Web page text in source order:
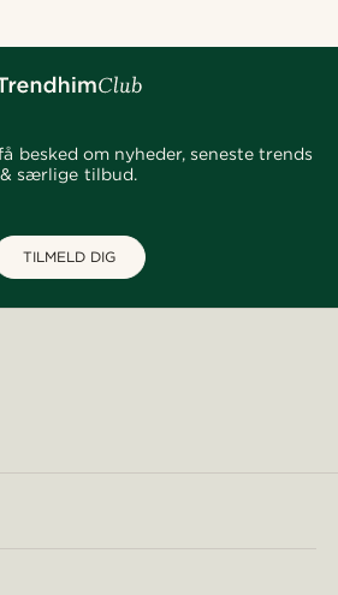
besked om nyheder, seneste trends
& særlige tilbud.
TILMELD DIG